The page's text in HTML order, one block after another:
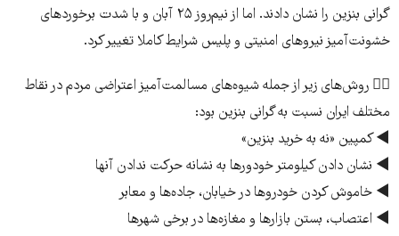
گرانی بنزین را نشان دادند. اما از نیم‌روز ۲۵ آبان و با شدت برخوردهای
خشونت‌آمیز نیروهای امنیتی و پلیس شرایط کاملا تغییر کرد.
👈🏽 روش‌­های زیر از جمله شیوه­‌های مسالمت‌آمیز اعتراضی مردم در نقاط
مختلف ایران نسبت به گرانی بنزین بود:
◄کمپین «نه به خرید بنزین»
◄ نشان دادن کیلومتر خودورها به نشانه حرکت ندادن آنها
◄ خاموش کردن خودروها در خیابان، جاده‌­ها و معابر
◄ اعتصاب، بستن بازارها و مغازه­‌ها در برخی شهرها